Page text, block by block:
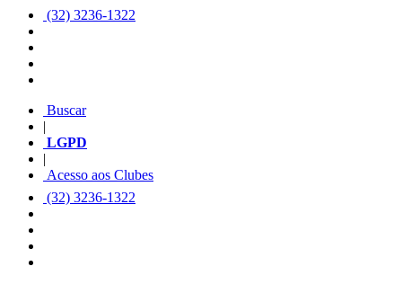
(32) 3236-1322
Buscar
|
LGPD
|
Acesso aos Clubes
(32) 3236-1322